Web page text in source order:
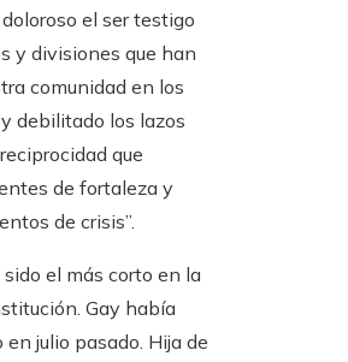
el ser testigo
y divisiones que han
comunidad en los
debilitado los lazos
que
de fortaleza y
de crisis”.
el más corto en la
Gay había
en julio pasado. Hija de